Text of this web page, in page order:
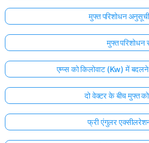
मुफ्त परिशोधन
मुफ्त परिशोधन
एम्प्स को किलोवाट (Kw) में
दो वेक्टर के बीच मुफ्त
फ्री एंगुलर